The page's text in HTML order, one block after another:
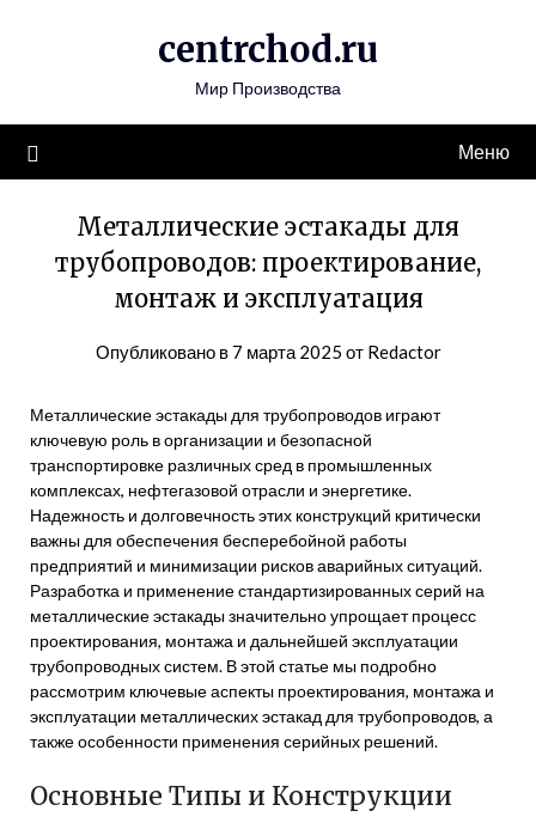
centrchod.ru
Мир Производства
Меню
Металлические эстакады для
трубопроводов: проектирование,
монтаж и эксплуатация
Опубликовано в 7 марта 2025 от Redactor
Металлические эстакады для трубопроводов играют
ключевую роль в организации и безопасной
транспортировке различных сред в промышленных
комплексах, нефтегазовой отрасли и энергетике.
Надежность и долговечность этих конструкций критически
важны для обеспечения бесперебойной работы
предприятий и минимизации рисков аварийных ситуаций.
Разработка и применение стандартизированных серий на
металлические эстакады значительно упрощает процесс
проектирования, монтажа и дальнейшей эксплуатации
трубопроводных систем. В этой статье мы подробно
рассмотрим ключевые аспекты проектирования, монтажа и
эксплуатации металлических эстакад для трубопроводов, а
также особенности применения серийных решений.
Основные Типы и Конструкции